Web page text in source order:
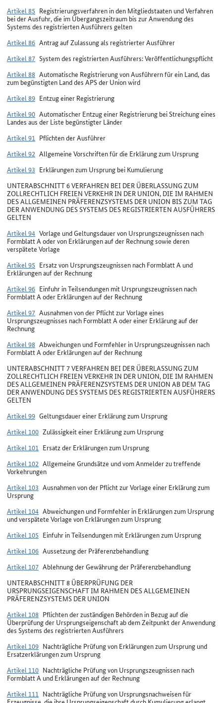
Artikel 85 Registrierungsverfahren in den Mitgliedstaaten und Verfahren
bei der Ausfuhr, die im Übergangszeitraum bis zur Anwendung des
Systems des registrierten Ausführers gelten
Artikel 86 Antrag auf Zulassung als registrierter Ausführer
Artikel 87 System des registrierten Ausführers: Veröffentlichungspflicht
Artikel 88 Automatische Registrierung von Ausführern für ein Land, das
zum begünstigten Land des APS der Union wird
Artikel 89 Entzug einer Registrierung
Artikel 90 Automatischer Entzug einer Registrierung bei Streichung eines
Landes aus der Liste begünstigter Länder
Artikel 91 Pflichten der Ausführer
Artikel 92 Allgemeine Vorschriften für die Erklärung zum Ursprung
Artikel 93 Erklärungen zum Ursprung bei Kumulierung
UNTERABSCHNITT 6 VERFAHREN BEI DER ÜBERLASSUNG ZUM
ZOLLRECHTLICH FREIEN VERKEHR IN DER UNION, DIE IM RAHMEN
DES ALLGEMEINEN PRÄFERENZSYSTEMS DER UNION BIS ZUM TAG
DER ANWENDUNG DES SYSTEMS DES REGISTRIERTEN AUSFÜHRERS
GELTEN
Artikel 94 Vorlage und Geltungsdauer von Ursprungszeugnissen nach
Formblatt A oder von Erklärungen auf der Rechnung sowie deren
verspätete Vorlage
Artikel 95 Ersatz von Ursprungszeugnissen nach Formblatt A und
Erklärungen auf der Rechnung
Artikel 96 Einfuhr in Teilsendungen mit Ursprungszeugnissen nach
Formblatt A oder Erklärungen auf der Rechnung
Artikel 97 Ausnahmen von der Pflicht zur Vorlage eines
Ursprungszeugnisses nach Formblatt A oder einer Erklärung auf der
Rechnung
Artikel 98 Abweichungen und Formfehler in Ursprungszeugnissen nach
Formblatt A oder Erklärungen auf der Rechnung
UNTERABSCHNITT 7 VERFAHREN BEI DER ÜBERLASSUNG ZUM
ZOLLRECHTLICH FREIEN VERKEHR IN DER UNION, DIE IM RAHMEN
DES ALLGEMEINEN PRÄFERENZSYSTEMS DER UNION AB DEM TAG
DER ANWENDUNG DES SYSTEMS DES REGISTRIERTEN AUSFÜHRERS
GELTEN
Artikel 99 Geltungsdauer einer Erklärung zum Ursprung
Artikel 100 Zulässigkeit einer Erklärung zum Ursprung
Artikel 101 Ersatz der Erklärungen zum Ursprung
Artikel 102 Allgemeine Grundsätze und vom Anmelder zu treffende
Vorkehrungen
Artikel 103 Ausnahmen von der Pflicht zur Vorlage einer Erklärung zum
Ursprung
Artikel 104 Abweichungen und Formfehler in Erklärungen zum Ursprung
und verspätete Vorlage von Erklärungen zum Ursprung
Artikel 105 Einfuhr in Teilsendungen mit Erklärungen zum Ursprung
Artikel 106 Aussetzung der Präferenzbehandlung
Artikel 107 Ablehnung der Gewährung der Präferenzbehandlung
UNTERABSCHNITT 8 ÜBERPRÜFUNG DER
URSPRUNGSEIGENSCHAFT IM RAHMEN DES ALLGEMEINEN
PRÄFERENZSYSTEMS DER UNION
Artikel 108 Pflichten der zuständigen Behörden in Bezug auf die
Überprüfung der Ursprungseigenschaft ab dem Zeitpunkt der Anwendung
des Systems des registrierten Ausführers
Artikel 109 Nachträgliche Prüfung von Erklärungen zum Ursprung und
Ersatzerklärungen zum Ursprung
Artikel 110 Nachträgliche Prüfung von Ursprungszeugnissen nach
Formblatt A und Erklärungen auf der Rechnung
Artikel 111 Nachträgliche Prüfung von Ursprungsnachweisen für